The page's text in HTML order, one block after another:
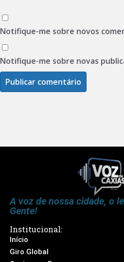
Notifique-me sobre novos
Notifique-me sobre novas
A voz de nossa cidade, o
Gente!
Institucional:
Início
Giro Global